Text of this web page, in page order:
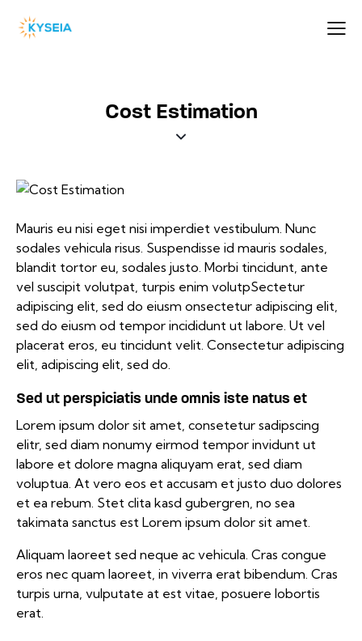
Cost Estimation
Mauris eu nisi eget nisi imperdiet vestibulum. Nunc
sodales vehicula risus. Suspendisse id mauris sodales,
blandit tortor eu, sodales justo. Morbi tincidunt, ante
vel suscipit volutpat, turpis enim volutpSectetur
adipiscing elit, sed do eiusm onsectetur adipiscing elit,
sed do eiusm od tempor incididunt ut labore. Ut vel
placerat eros, eu tincidunt velit. Consectetur adipiscing
elit, adipiscing elit, sed do.
Sed ut perspiciatis unde omnis iste natus et
Lorem ipsum dolor sit amet, consetetur sadipscing
elitr, sed diam nonumy eirmod tempor invidunt ut
labore et dolore magna aliquyam erat, sed diam
voluptua. At vero eos et accusam et justo duo dolores
et ea rebum. Stet clita kasd gubergren, no sea
takimata sanctus est Lorem ipsum dolor sit amet.
Aliquam laoreet sed neque ac vehicula. Cras congue
eros nec quam laoreet, in viverra erat bibendum. Cras
turpis urna, vulputate at est vitae, posuere lobortis
erat.